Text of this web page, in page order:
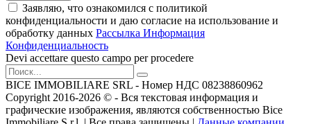
Заявляю, что ознакомился с политикой
конфиденциальности и даю согласие на использование и
обработку данных Рассылка Информация
Конфиденциальность
Devi accettare questo campo per procedere
BICE IMMOBILIARE SRL - Номер НДС 08238860962
Copyright 2016-2026 ©️ - Вся текстовая информация и
графические изображения, являются собственностью Bice